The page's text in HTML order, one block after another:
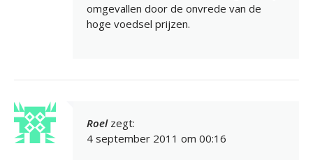
omgevallen door de onvrede van de
hoge voedsel prijzen.
Roel zegt:
4 september 2011 om 00:16